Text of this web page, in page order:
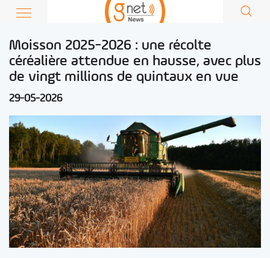
Moisson 2025-2026 : une récolte
céréalière attendue en hausse, avec plus
de vingt millions de quintaux en vue
29-05-2026